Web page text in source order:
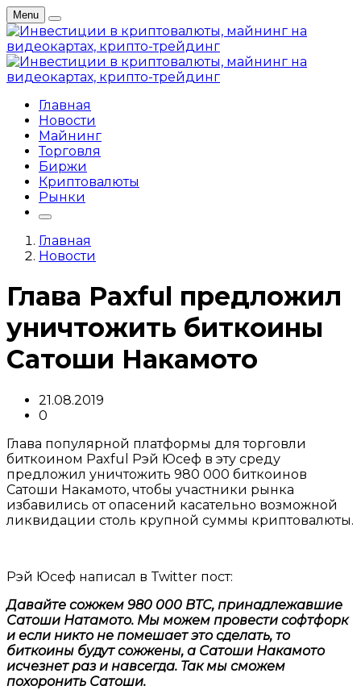
Menu
Главная
Новости
Майнинг
Торговля
Биржи
Криптовалюты
Рынки
Главная
Новости
Глава Paxful предложил
уничтожить биткоины
Сатоши Накамото
21.08.2019
0
Глава популярной платформы для торговли
биткоином Paxful Рэй Юсеф в эту среду
предложил уничтожить 980 000 биткоинов
Сатоши Накамото, чтобы участники рынка
избавились от опасений касательно возможной
ликвидации столь крупной суммы криптовалюты.
Рэй Юсеф написал в Twitter пост:
Давайте сожжем 980 000 BTС, принадлежавшие
Сатоши Натамото. Мы можем провести софтфорк
и если никто не помешает это сделать, то
биткоины будут сожжены, а Сатоши Накамото
исчезнет раз и навсегда. Так мы сможем
похоронить Сатоши.